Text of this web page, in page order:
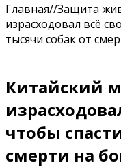
Главная//Защита
израсходовал всё
тысячи собак от
Китайский
чтобы
смерти на